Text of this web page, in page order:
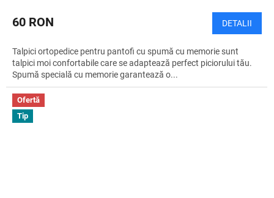
60 RON DETALII
Talpici ortopedice pentru pantofi cu spumă cu memorie sunt
talpici moi confortabile care se adaptează perfect piciorului tău.
Spumă specială cu memorie garantează o...
Ofertă
Tip